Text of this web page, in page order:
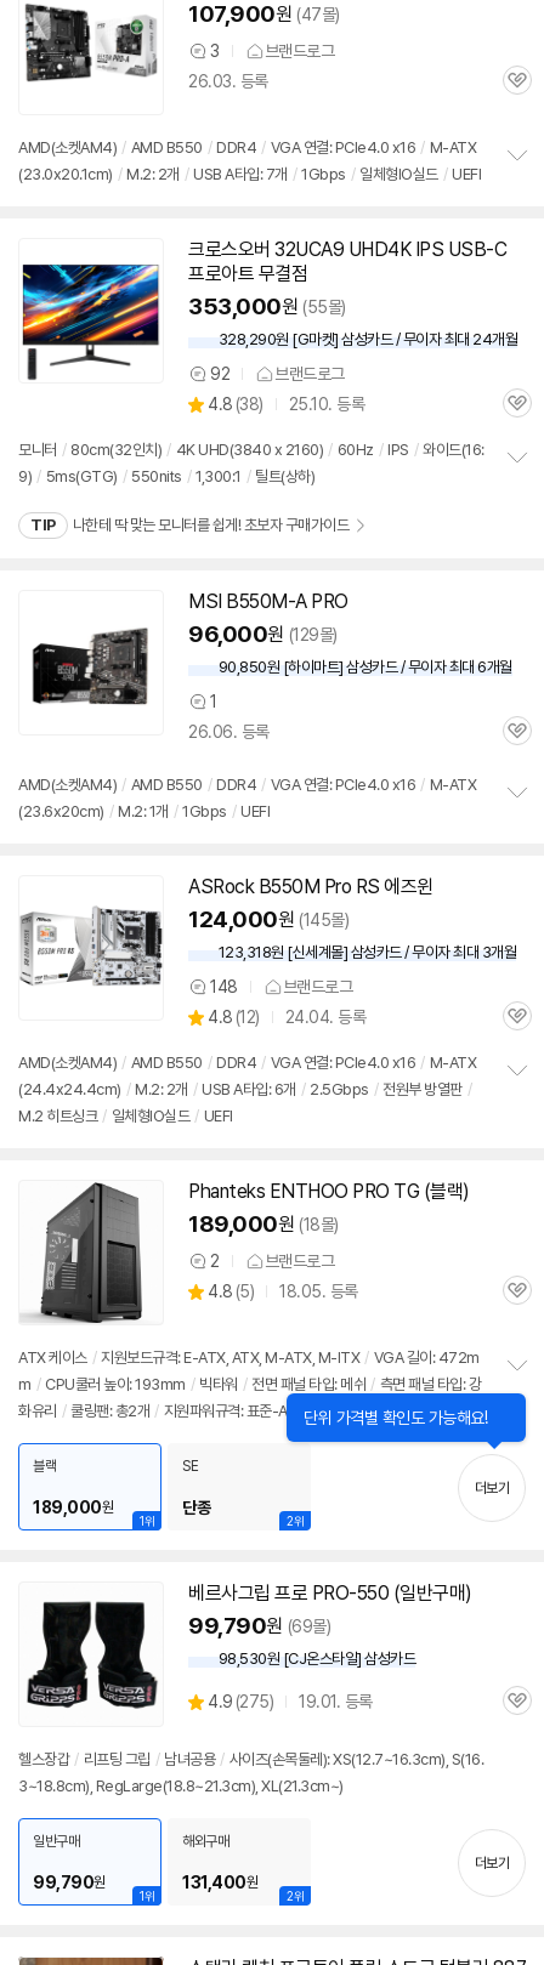
107,900원 (47몰)
상
품
3
브랜드로그
26.03. 등록
관
AMD(소켓AM4) / AMD B550 / DDR4 / VGA 연결: PCIe4.0 x16 / M-ATX
(23.0x20.1cm) / M.2: 2개 / USB A타입: 7개 / 1Gbps / 일체형IO실드 / UEFI
크로스오버 32UCA9 UHD4K IPS USB-C
프로아트 무결점
353,000원 (55몰)
328,290원 [G마켓] 삼성카드 / 무이자 최대 24개월
상
품
견
92 브랜드로그
별
점
4.8 (상
리
뷰
38) 25.10. 등록
관
모니터 / 80cm(32인치) / 4K UHD(3840 x 2160) / 60Hz / IPS / 와이드(16:
9) / 5ms(GTG) / 550nits / 1,300:1 / 틸트(상하)
TIP 나한테 딱 맞는 모니터를 쉽게! 초보자 구매가이드
MSI B550M-A PRO
96,000원 (129몰)
90,850원 [하이마트] 삼성카드 / 무이자 최대 6개월
상
품
견
1
26.06. 등록
관
AMD(소켓AM4) / AMD B550 / DDR4 / VGA 연결: PCIe4.0 x16 / M-ATX
(23.6x20cm) / M.2: 1개 / 1Gbps / UEFI
ASRock B550M Pro RS 에즈윈
124,000원 (145몰)
123,318원 [신세계몰] 삼성카드 / 무이자 최대 3개월
상
품
견
148 브랜드로그
별
점
4.8 (상
리
뷰
12) 24.04. 등록
관
AMD(소켓AM4) / AMD B550 / DDR4 / VGA 연결: PCIe4.0 x16 / M-ATX
(24.4x24.4cm) / M.2: 2개 / USB A타입: 6개 / 2.5Gbps / 전원부 방열판 /
M.2 히트싱크 / 일체형IO실드 / UEFI
Phanteks ENTHOO PRO TG (블랙)
189,000원 (18몰)
상
품
2 브랜드로그
별
4.8 (상
5) 18.05. 등록
관
ATX 케이스 / 지원보드규격: E-ATX, ATX, M-ATX, M-ITX / VGA 길이: 472m
m / CPU쿨러 높이: 193mm / 빅타워 / 전면 패널 타입: 메쉬 / 측면 패널 타입: 강
화유리 / 쿨링팬: 총2개 / 지원파워규격: 표준-ATX / 파워 장착 길이: 318mm / 파
O 포트 USB2.0 x2, USB 3.0 x2 → USB 3.0 x
2 로 변경
정
펼
기
1위
블랙
189,000원
2위
SE
단종
더보기
베르사그립 프로 PRO-550 (일반구매)
99,790원 (69몰)
98,530원 [CJ온스타일] 삼성카드
별
4.9 (상
리
뷰
275) 19.01. 등록
관
헬스장갑 / 리프팅 그립 / 남녀공용 / 사이즈(손목둘레): XS(12.7~16.3cm), S(16.
3~18.8cm), RegLarge(18.8~21.3cm), XL(21.3cm~)
1위
일반구매
99,790원
2위
해외구매
131,400원
더보기